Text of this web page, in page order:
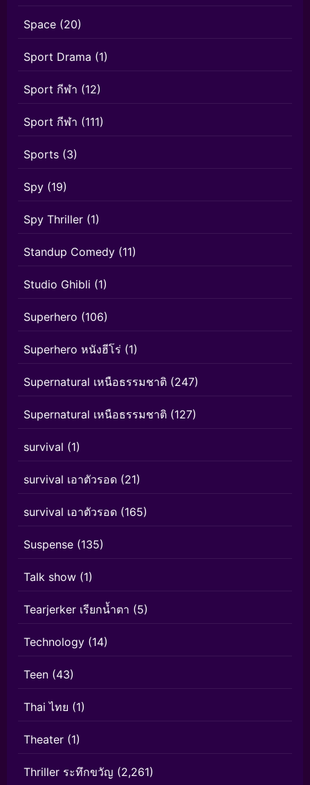
Space (20)
Sport Drama (1)
Sport กีฬา (12)
Sport กีฬา (111)
Sports (3)
Spy (19)
Spy Thriller (1)
Standup Comedy (11)
Studio Ghibli (1)
Superhero (106)
Superhero หนังฮีโร่ (1)
Supernatural เหนือธรรมชาติ (247)
Supernatural เหนือธรรมชาติ (127)
survival (1)
survival เอาตัวรอด (21)
survival เอาตัวรอด (165)
Suspense (135)
Talk show (1)
Tearjerker เรียกน้ำตา (5)
Technology (14)
Teen (43)
Thai ไทย (1)
Theater (1)
Thriller ระทึกขวัญ (2,261)